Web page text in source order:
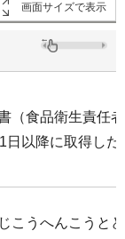
画面サイズで表示
（食品衛生責任
以降に取得した
こうへんこうと